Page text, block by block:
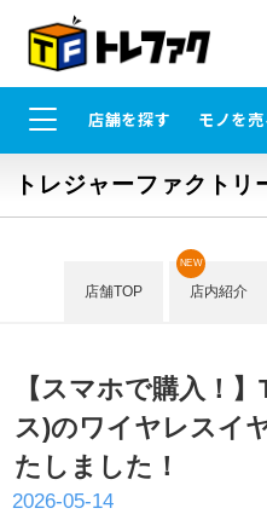
店舗を探す モノを売
トレジャーファクトリ
店舗TOP 店内紹介
NEW
【スマホで購入！
ス)のワイヤレスイ
たしました！
2026-05-14